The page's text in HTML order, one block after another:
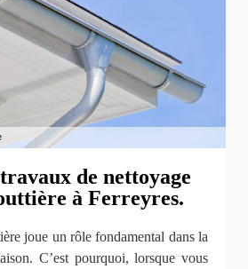
de nettoyage
à Ferreyres.
joue un rôle fondamental dans la
C’est pourquoi, lorsque vous